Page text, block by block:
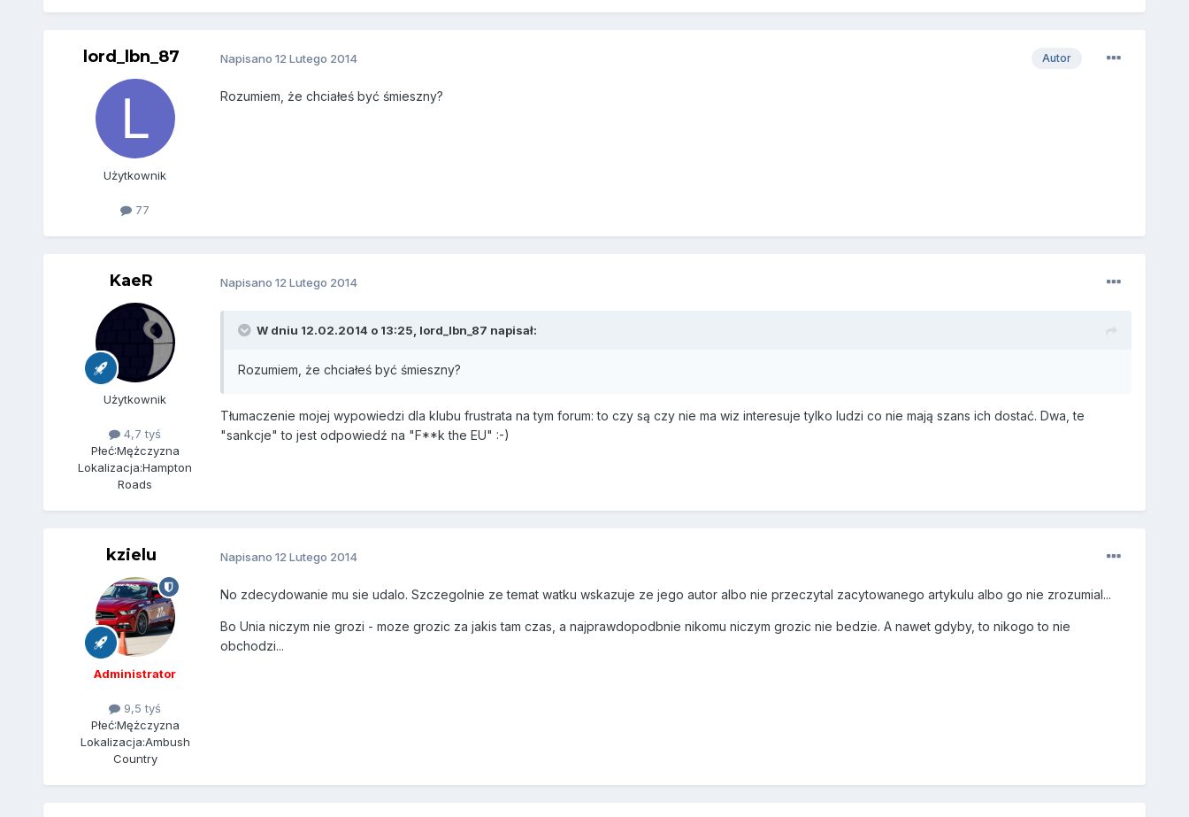
lord_lbn_87
Użytkownik
77
Autor
Napisano 12 Lutego 2014
Rozumiem, że chciałeś być śmieszny?
KaeR
Użytkownik
4,7 tyś
Płeć:Mężczyzna
Lokalizacja:Hampton
Roads
Napisano 12 Lutego 2014
W dniu 12.02.2014 o 13:25, lord_lbn_87 napisał:
Rozumiem, że chciałeś być śmieszny?
Tłumaczenie mojej wypowiedzi dla klubu frustrata na tym forum: to czy są czy nie ma wiz interesuje tylko ludzi co nie mają szans ich dostać. Dwa, te
"sankcje" to jest odpowiedź na "F**k the EU" :-)
kzielu
Administrator
9,5 tyś
Płeć:Mężczyzna
Lokalizacja:Ambush
Country
Napisano 12 Lutego 2014
No zdecydowanie mu sie udalo. Szczegolnie ze temat watku wskazuje ze jego autor albo nie przeczytal zacytowanego artykulu albo go nie zrozumial...
Bo Unia niczym nie grozi - moze grozic za jakis tam czas, a najprawdopodbnie nikomu niczym grozic nie bedzie. A nawet gdyby, to nikogo to nie
obchodzi...